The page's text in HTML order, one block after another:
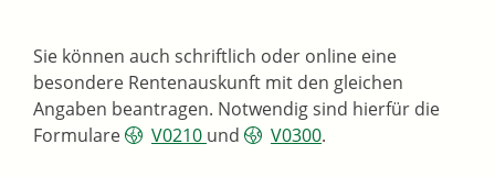
Sie können auch schriftlich oder online eine
besondere Rentenauskunft mit den gleichen
Angaben beantragen. Notwendig sind hierfür die
Formulare
V0210 und V0300.